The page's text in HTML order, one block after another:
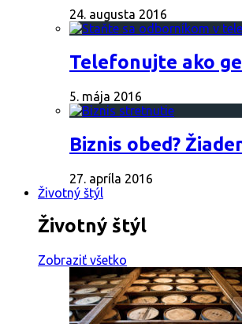
24. augusta 2016
Telefonujte ako
5. mája 2016
Biznis obed?
27. apríla 2016
Životný štýl
Životný štýl
Zobraziť všetko